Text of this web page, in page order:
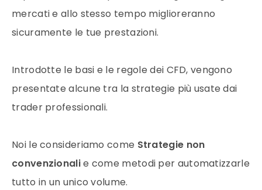
mercati e allo stesso tempo miglioreranno
sicuramente le tue prestazioni.
Introdotte le basi e le regole dei CFD, vengono
presentate alcune tra la strategie più usate dai
trader professionali.
Noi le consideriamo come Strategie non
convenzionalie come metodi per automatizzarle
tutto in un unico volume.